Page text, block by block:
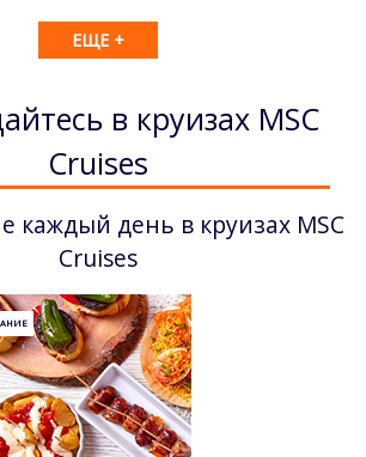
ЕЩЕ +
в круизах MSC
Cruises
каждый день в круизах MSC
Cruises